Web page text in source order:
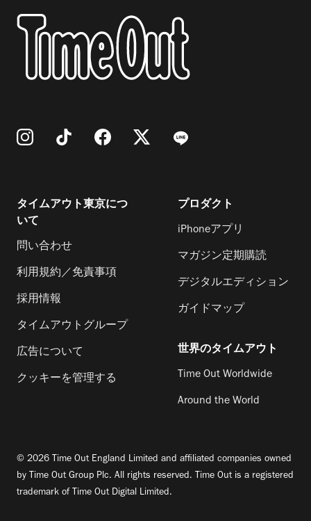
タイムアウト東京につ
いて
問い合わせ
利用規約／免責事項
採用情報
タイムアウトグループ
広告について
クッキーを管理する
プロダクト
iPhoneアプリ
マガジン定期購読
デジタルエディション
ガイドマップ
世界のタイムアウト
Time Out Worldwide
Around the World
© 2026 Time Out England Limited and affiliated companies owned
by Time Out Group Plc. All rights reserved. Time Out is a registered
trademark of Time Out Digital Limited.